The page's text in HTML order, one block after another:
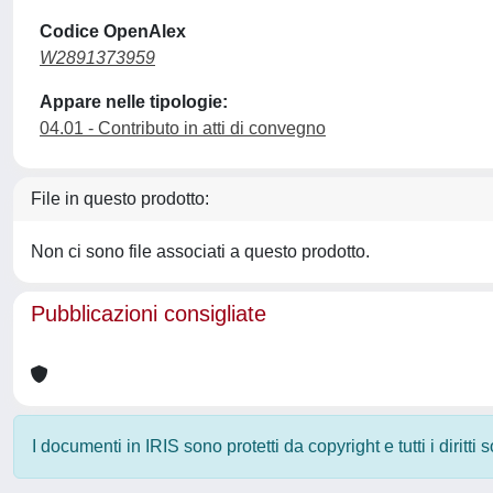
Codice OpenAlex
W2891373959
Appare nelle tipologie:
04.01 - Contributo in atti di convegno
File in questo prodotto:
Non ci sono file associati a questo prodotto.
Pubblicazioni consigliate
I documenti in IRIS sono protetti da copyright e tutti i diritti